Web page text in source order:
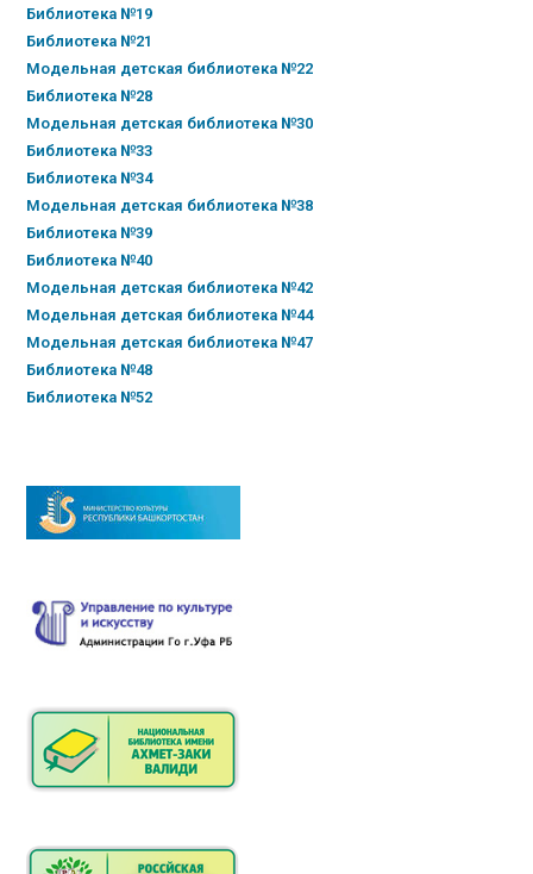
Библиотека №19
Библиотека №21
Модельная детская библиотека №22
Библиотека №28
Модельная детская библиотека №30
Библиотека №33
Библиотека №34
Модельная детская библиотека №38
Библиотека №39
Библиотека №40
Модельная детская библиотека №42
Модельная детская библиотека №44
Модельная детская библиотека №47
Библиотека №48
Библиотека №52